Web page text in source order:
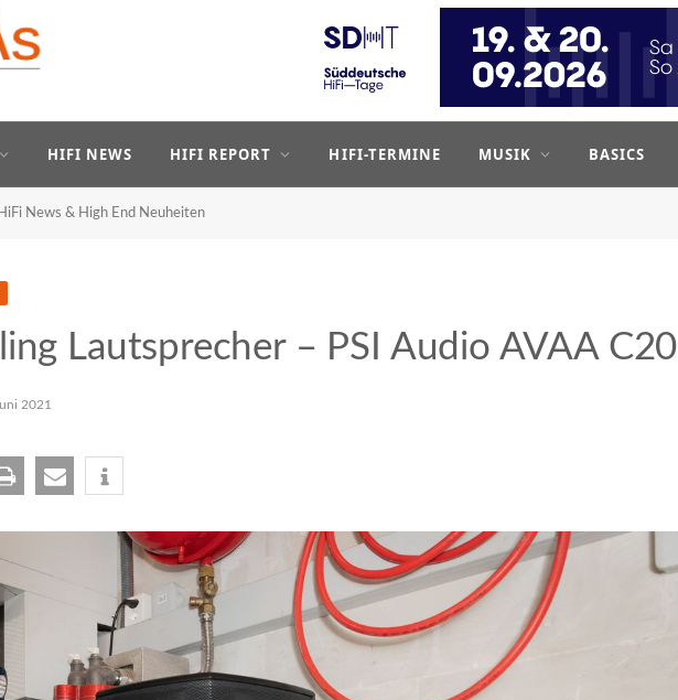
HIFI NEWS HIFI REPORT HIFI-TERMINE MUSIK BASICS
HiFi News & High End Neuheiten
Lautsprecher – PSI Audio AVAA C20
2021